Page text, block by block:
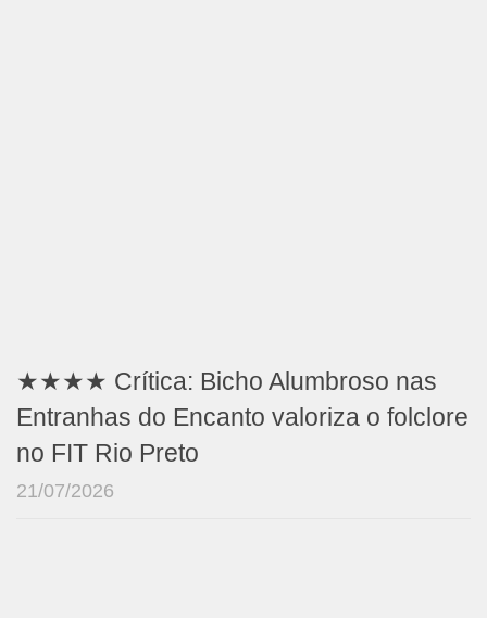
★★★★ Crítica: Bicho Alumbroso nas
Entranhas do Encanto valoriza o folclore
no FIT Rio Preto
21/07/2026